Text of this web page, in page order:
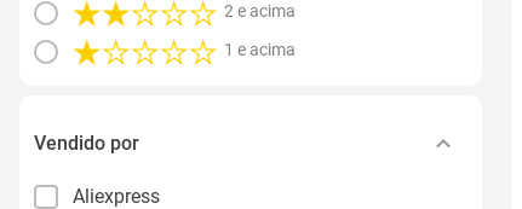
2 e acima
1 e acima
Vendido por
Aliexpress